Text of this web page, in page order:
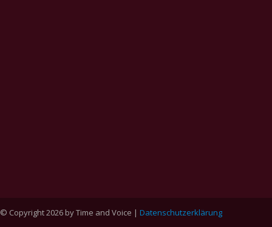
© Copyright 2026 by Time and Voice | Datenschutzerklärung